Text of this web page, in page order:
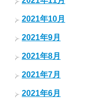
2021年10月
2021年9月
2021年8月
2021年7月
2021年6月